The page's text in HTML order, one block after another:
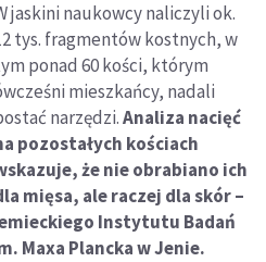
jaskini naukowcy naliczyli ok.
tys. fragmentów kostnych, w
ponad 60 kości, którym
mieszkańcy, nadali
narzędzi.Analiza nacięć
pozostałych kościach
że nie obrabiano ich
mięsa, ale raczej dla skór –
Instytutu Badań
Maxa Plancka w Jenie.